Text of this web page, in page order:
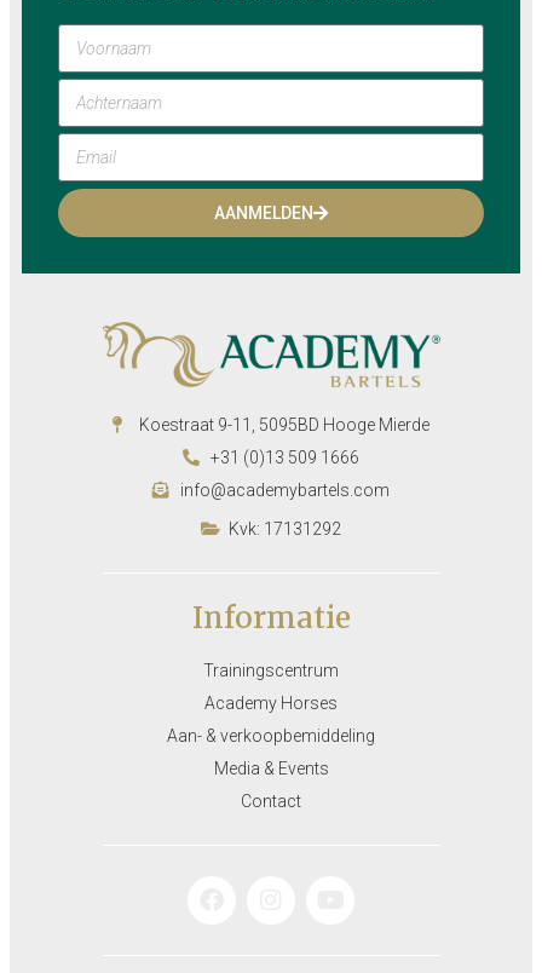
AANMELDEN
Koestraat 9-11, 5095BD Hooge Mierde
+31 (0)13 509 1666
info@academybartels.com
Kvk: 17131292
Informatie
Trainingscentrum
Academy Horses
Aan- & verkoopbemiddeling
Media & Events
Contact